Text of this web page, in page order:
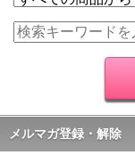
メルマガ登録・解除